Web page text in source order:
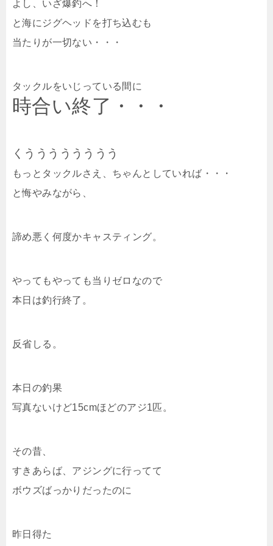
よし、いざ爆釣へ！
と海にジグヘッドを打ち込むも
当たりが一切ない・・・
タックルをいじっている間に
時合い終了・・・
くうううううううう
もっとタックルさえ、ちゃんとしていれば・・・
と悔やみながら、
諦め悪く何度かキャスティング。
やってもやっても当りゼロなので
本日は釣行終了。
反省しる。
本日の釣果
写真ないけど15cmほどのアジ1匹。
その昔、
すきあらば、アジングに行ってて
ボウズばっかりだったのに
昨日得た